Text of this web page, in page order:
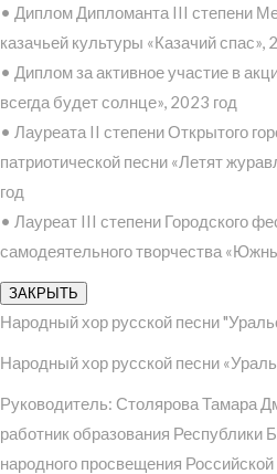
• Диплом Дипломанта III степени
казачьей культуры «Казачий спас»,
• Диплом за активное участие в
всегда будет солнце», 2023 год
• Лауреата II степени Открытого
патриотической песни «Летят
год
• Лауреат III степени Городского
самодеятельного творчества
ЗАКРЫТЬ
Народный хор русской песни
Народный хор русской песни
Руководитель: Столярова Тамара
работник образования Республики
народного просвещения